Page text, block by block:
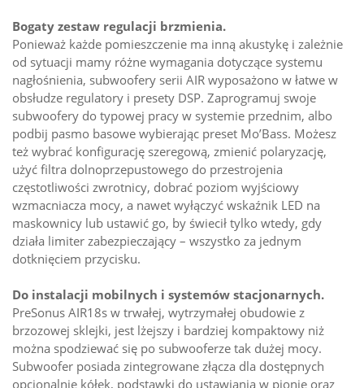
Bogaty zestaw regulacji brzmienia.
Ponieważ każde pomieszczenie ma inną akustykę i zależnie
od sytuacji mamy różne wymagania dotyczące systemu
nagłośnienia, subwoofery serii AIR wyposażono w łatwe w
obsłudze regulatory i presety DSP. Zaprogramuj swoje
subwoofery do typowej pracy w systemie przednim, albo
podbij pasmo basowe wybierając preset Mo’Bass. Możesz
też wybrać konfigurację szeregową, zmienić polaryzację,
użyć filtra dolnoprzepustowego do przestrojenia
częstotliwości zwrotnicy, dobrać poziom wyjściowy
wzmacniacza mocy, a nawet wyłączyć wskaźnik LED na
maskownicy lub ustawić go, by świecił tylko wtedy, gdy
działa limiter zabezpieczający – wszystko za jednym
dotknięciem przycisku.
Do instalacji mobilnych i systemów stacjonarnych.
PreSonus AIR18s w trwałej, wytrzymałej obudowie z
brzozowej sklejki, jest lżejszy i bardziej kompaktowy niż
można spodziewać się po subwooferze tak dużej mocy.
Subwoofer posiada zintegrowane złącza dla dostępnych
opcjonalnie kółek, podstawki do ustawiania w pionie oraz